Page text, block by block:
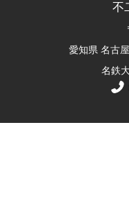
不
愛知県 名古
名鉄